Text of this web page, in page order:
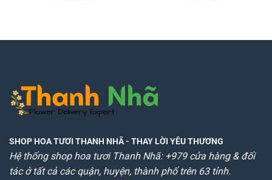
SHOP HOA TƯƠI THANH NHÃ- THAY LỜI YÊU THƯƠNG
Hệ thống shop hoa tươi Thanh Nhã: +979 cửa hàng & đối
tác ở tất cả các quận, huyện, thành phố trên 63 tỉnh.